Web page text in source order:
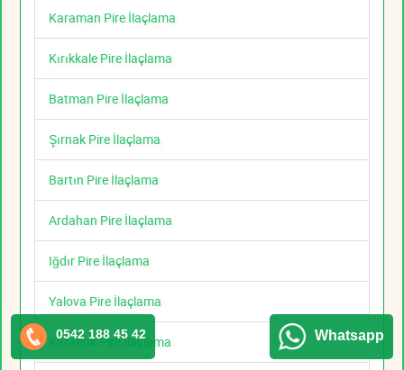
Karaman Pire İlaçlama
Kırıkkale Pire İlaçlama
Batman Pire İlaçlama
Şırnak Pire İlaçlama
Bartın Pire İlaçlama
Ardahan Pire İlaçlama
Iğdır Pire İlaçlama
Yalova Pire İlaçlama
Karabük Pire İlaçlama
0542 188 45 42 Whatsapp